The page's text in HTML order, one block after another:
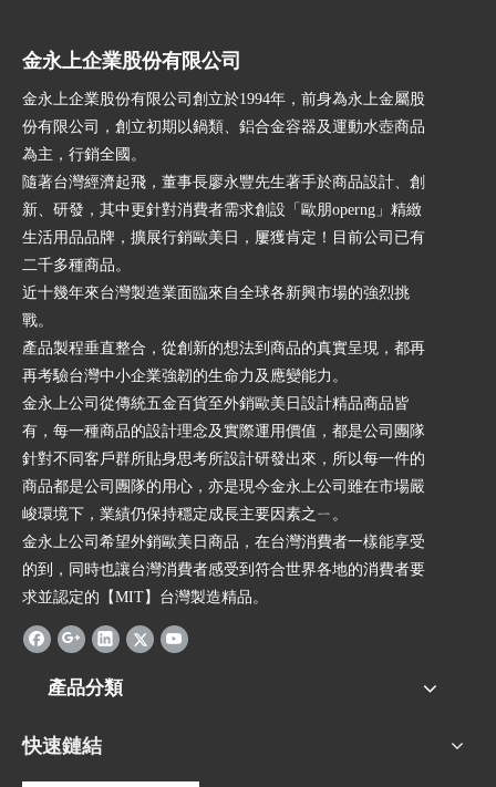
金永上企業股份有限公司
金永上企業股份有限公司創立於1994年，前身為永上金屬股
份有限公司，創立初期以鍋類、鋁合金容器及運動水壺商品
為主，行銷全國。
隨著台灣經濟起飛，董事長廖永豐先生著手於商品設計、創
新、研發，其中更針對消費者需求創設「歐朋operng」精緻
生活用品品牌，擴展行銷歐美日，屢獲肯定！目前公司已有
二千多種商品。
近十幾年來台灣製造業面臨來自全球各新興市場的強烈挑
戰。
產品製程垂直整合，從創新的想法到商品的真實呈現，都再
再考驗台灣中小企業強韌的生命力及應變能力。
金永上公司從傳統五金百貨至外銷歐美日設計精品商品皆
有，每一種商品的設計理念及實際運用價值，都是公司團隊
針對不同客戶群所貼身思考所設計研發出來，所以每一件的
商品都是公司團隊的用心，亦是現今金永上公司雖在市場嚴
峻環境下，業績仍保持穩定成長主要因素之ㄧ。
金永上公司希望外銷歐美日商品，在台灣消費者一樣能享受
的到，同時也讓台灣消費者感受到符合世界各地的消費者要
求並認定的【MIT】台灣製造精品。
產品分類
快速鏈結